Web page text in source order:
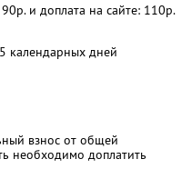
и доплата на сайте: 110р.
календарных дней
взнос от общей
необходимо доплатить